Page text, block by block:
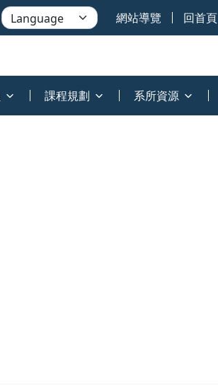
網站導覽 回首頁
課程規劃 系所資源